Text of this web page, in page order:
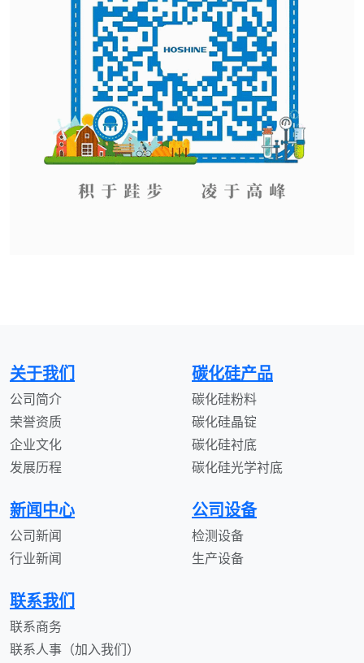
关于我们
公司简介
荣誉资质
企业文化
发展历程
碳化硅产品
碳化硅粉料
碳化硅晶锭
碳化硅衬底
碳化硅光学衬底
新闻中心
公司新闻
行业新闻
公司设备
检测设备
生产设备
联系我们
联系商务
联系人事（加入我们）